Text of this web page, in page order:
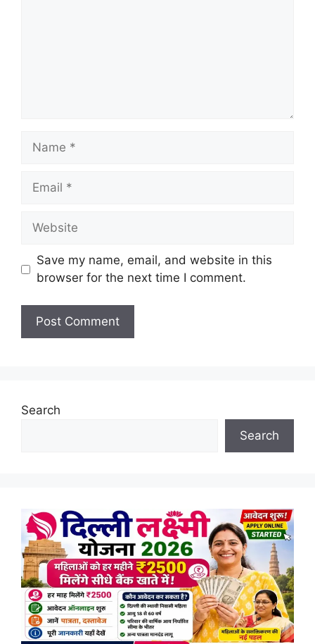
Name
Email
Website
Save my name, email, and website in this
browser for the next time I comment.
Search
Search